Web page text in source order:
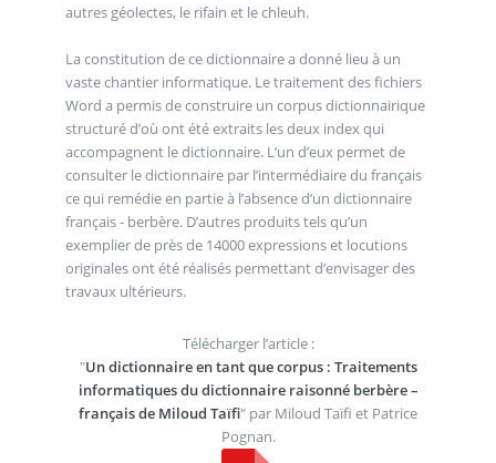
autres géolectes, le rifain et le chleuh.
La constitution de ce dictionnaire a donné lieu à un
vaste chantier informatique. Le traitement des fichiers
Word a permis de construire un corpus dictionnairique
structuré d’où ont été extraits les deux index qui
accompagnent le dictionnaire. L’un d’eux permet de
consulter le dictionnaire par l’intermédiaire du français
ce qui remédie en partie à l’absence d’un dictionnaire
français - berbère. D’autres produits tels qu’un
exemplier de près de 14000 expressions et locutions
originales ont été réalisés permettant d’envisager des
travaux ultérieurs.
Télécharger l’article :
"Un dictionnaire en tant que corpus : Traitements
informatiques du dictionnaire raisonné berbère –
français de Miloud Taïfi" par Miloud Taïfi et Patrice
Pognan.